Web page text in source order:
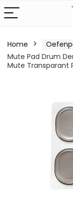
Home
Mute Pad Drum
Mute Transparant